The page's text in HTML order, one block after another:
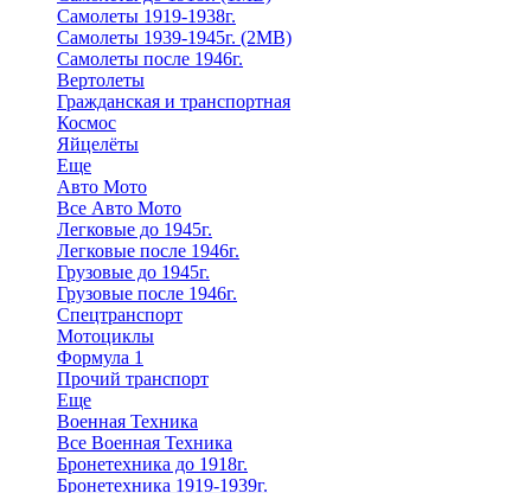
Самолеты 1919-1938г.
Самолеты 1939-1945г. (2МВ)
Самолеты после 1946г.
Вертолеты
Гражданская и транспортная
Космос
Яйцелёты
Еще
Авто Мото
Все Авто Мото
Легковые до 1945г.
Легковые после 1946г.
Грузовые до 1945г.
Грузовые после 1946г.
Спецтранспорт
Мотоциклы
Формула 1
Прочий транспорт
Еще
Военная Техника
Все Военная Техника
Бронетехника до 1918г.
Бронетехника 1919-1939г.